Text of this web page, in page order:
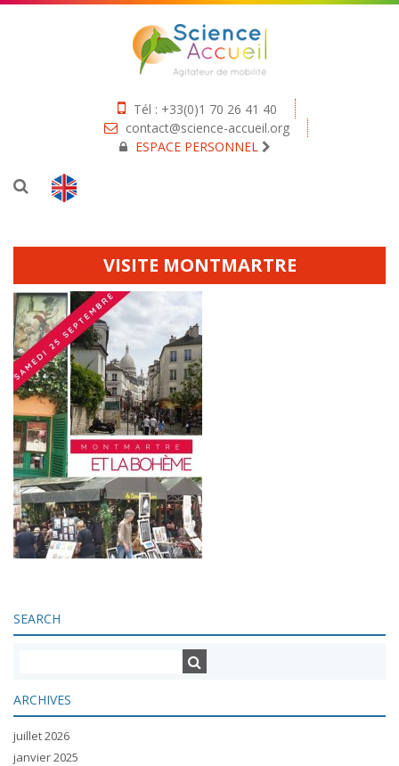
Tél : +33(0)1 70 26 41 40
contact@science-accueil.org
ESPACE PERSONNEL
VISITE MONTMARTRE
SEARCH
ARCHIVES
juillet 2026
janvier 2025